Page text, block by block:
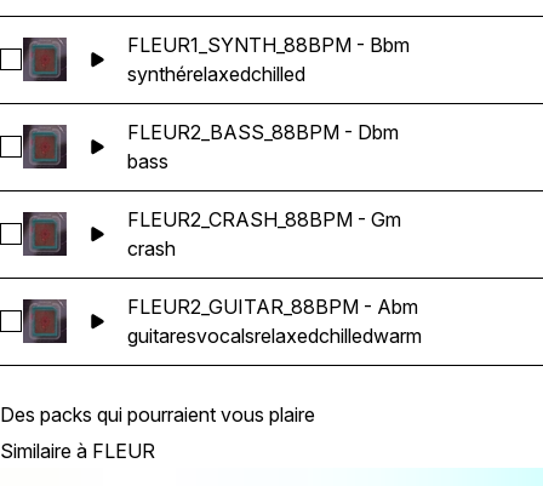
Sélectionnez FLEUR1_SYNTH_88BPM - Bbm
FLEUR1_SYNTH_88BPM - Bbm
synthérelaxedchilled
Sélectionnez FLEUR2_BASS_88BPM - Dbm
FLEUR2_BASS_88BPM - Dbm
bass
Sélectionnez FLEUR2_CRASH_88BPM - Gm
FLEUR2_CRASH_88BPM - Gm
crash
Sélectionnez FLEUR2_GUITAR_88BPM - Abm
FLEUR2_GUITAR_88BPM - Abm
guitaresvocalsrelaxedchilledwarm
Des packs qui pourraient vous plaire
Similaire à FLEUR